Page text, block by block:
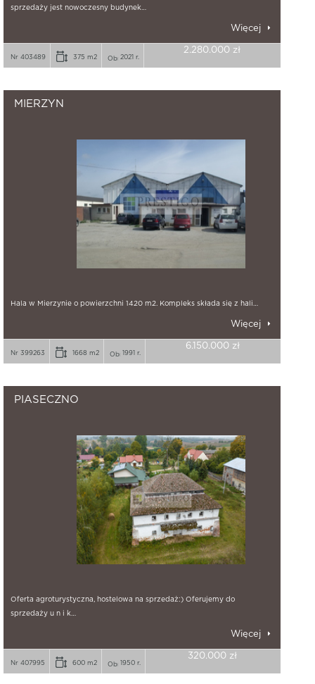
sprzedaży jest nowoczesny budynek…
Więcej
Nr 403489 375 m2 2021 r.
2.280.000 zł
MIERZYN
Hala w Mierzynie o powierzchni 1420 m2. Kompleks składa się z hali…
Więcej
Nr 399263 1668 m2 1991 r.
6.150.000 zł
PIASECZNO
Oferta agroturystyczna, hostelowa na sprzedaż:) Oferujemy do
sprzedaży u n i k…
Więcej
Nr 407995 600 m2 1950 r.
320.000 zł